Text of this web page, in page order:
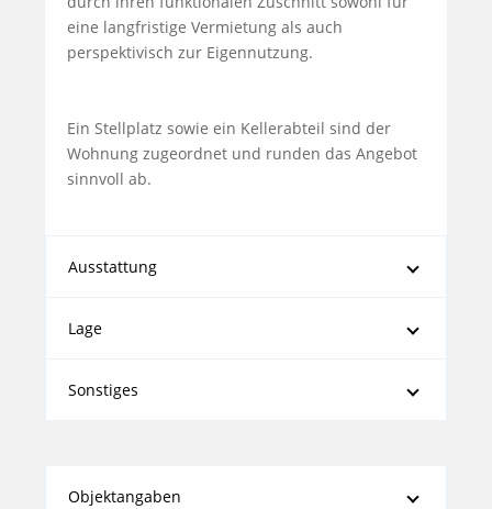
eine langfristige Vermietung als auch
perspektivisch zur Eigennutzung.
Ein Stellplatz sowie ein Kellerabteil sind der
Wohnung zugeordnet und runden das Angebot
sinnvoll ab.
Ausstattung
Lage
Sonstiges
Objektangaben